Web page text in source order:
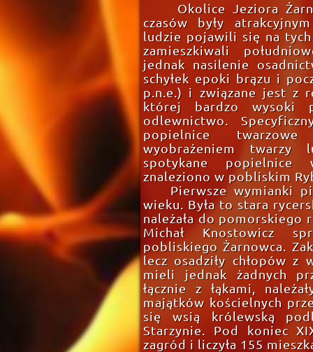
Okolice Jeziora
czasów były
ludzie pojawili się na
zamieszkiwali
jednak nasilenie
schyłek epoki brązu i
p.n.e.) i związane jest z
której bardzo wysoki
odlewnictwo.
popielnice
wyobrażeniem twarzy
spotykane
znaleziono w pobliskim
Pierwsze wymianki
wieku. Była to stara
należała do pomorskiego
Michał Knostowicz
pobliskiego Żarnowca.
lecz osadziły chłopów z
mieli jednak żadnych
łącznie z łąkami,
majątków kościelnych
się wsią królewską
Starzynie. Pod koniec
zagród i liczyła 155